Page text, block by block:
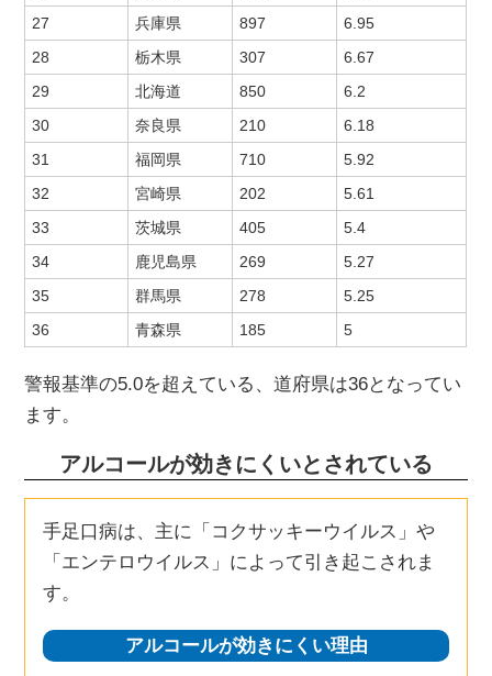
27
兵庫県 897
6.95
28
栃木県 307
6.67
29
北海道 850
6.2
30
奈良県 210
6.18
31
福岡県 710
5.92
32
宮崎県 202
5.61
33
茨城県 405
5.4
34
鹿児島県 269
5.27
35
群馬県 278
5.25
36
青森県 185 5
警報基準の5.0を超えている、道府県は36となってい
ます。
アルコールが効きにくいとされている
手足口病は、主に「コクサッキーウイルス」や
「エンテロウイルス」によって引き起こされま
す。
アルコールが効きにくい理由